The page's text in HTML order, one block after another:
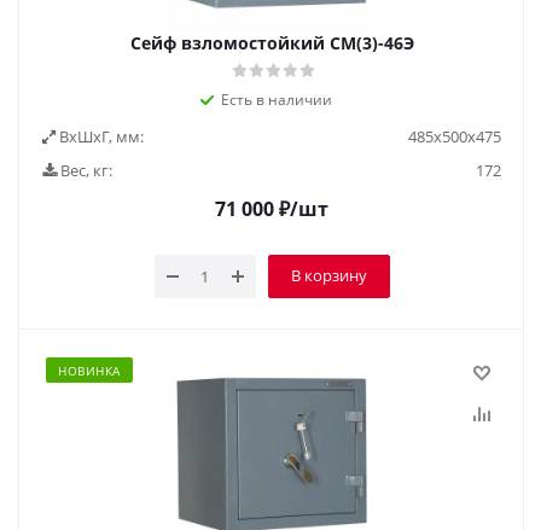
Сейф взломостойкий СМ(3)-46Э
Есть в наличии
ВxШxГ, мм:
485x500x475
Вес, кг:
172
71 000₽/шт
В корзину
НОВИНКА